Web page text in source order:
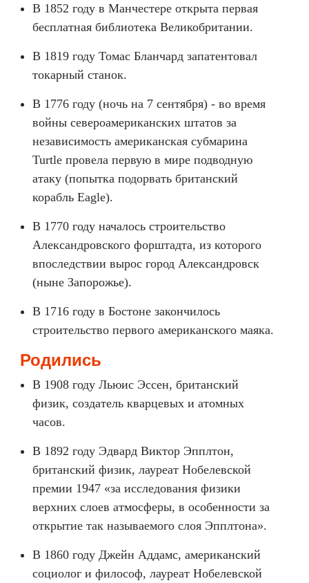
В 1852 году в Манчестере открыта первая
бесплатная библиотека Великобритании.
В 1819 году Томас Бланчард запатентовал
токарный станок.
В 1776 году (ночь на 7 сентября) - во время
войны североамериканских штатов за
независимость американская субмарина
Turtle провела первую в мире подводную
атаку (попытка подорвать британский
корабль Eagle).
В 1770 году началось строительство
Александровского форштадта, из которого
впоследствии вырос город Александровск
(ныне Запорожье).
В 1716 году в Бостоне закончилось
строительство первого американского маяка.
Родились
В 1908 году Льюис Эссен, британский
физик, создатель кварцевых и атомных
часов.
В 1892 году Эдвард Виктор Эпплтон,
британский физик, лауреат Нобелевской
премии 1947 «за исследования физики
верхних слоев атмосферы, в особенности за
открытие так называемого слоя Эпплтона».
В 1860 году Джейн Аддамс, американский
социолог и философ, лауреат Нобелевской